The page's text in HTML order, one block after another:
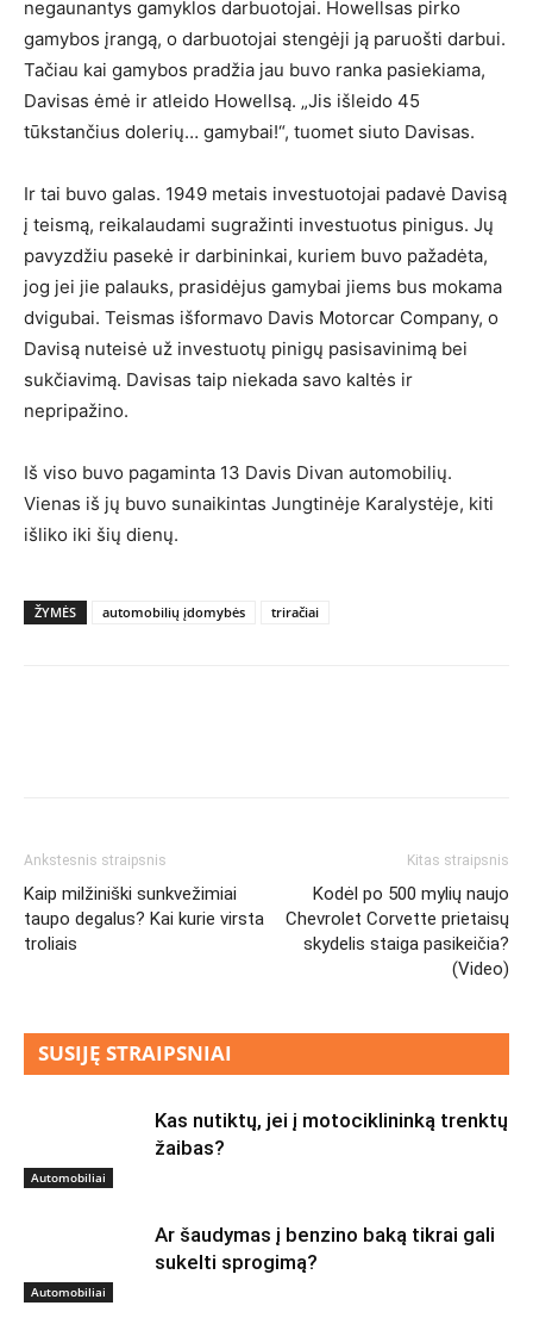
negaunantys gamyklos darbuotojai. Howellsas pirko
gamybos įrangą, o darbuotojai stengėji ją paruošti darbui.
Tačiau kai gamybos pradžia jau buvo ranka pasiekiama,
Davisas ėmė ir atleido Howellsą. „Jis išleido 45
tūkstančius dolerių… gamybai!“, tuomet siuto Davisas.
Ir tai buvo galas. 1949 metais investuotojai padavė Davisą
į teismą, reikalaudami sugražinti investuotus pinigus. Jų
pavyzdžiu pasekė ir darbininkai, kuriem buvo pažadėta,
jog jei jie palauks, prasidėjus gamybai jiems bus mokama
dvigubai. Teismas išformavo Davis Motorcar Company, o
Davisą nuteisė už investuotų pinigų pasisavinimą bei
sukčiavimą. Davisas taip niekada savo kaltės ir
nepripažino.
Iš viso buvo pagaminta 13 Davis Divan automobilių.
Vienas iš jų buvo sunaikintas Jungtinėje Karalystėje, kiti
išliko iki šių dienų.
ŽYMĖS automobilių įdomybės triračiai
Ankstesnis straipsnis
Kaip milžiniški sunkvežimiai
taupo degalus? Kai kurie virsta
troliais
Kitas straipsnis
Kodėl po 500 mylių naujo
Chevrolet Corvette prietaisų
skydelis staiga pasikeičia?
(Video)
SUSIJĘ STRAIPSNIAI
Automobiliai
Kas nutiktų, jei į motociklininką trenktų
žaibas?
Automobiliai
Ar šaudymas į benzino baką tikrai gali
sukelti sprogimą?